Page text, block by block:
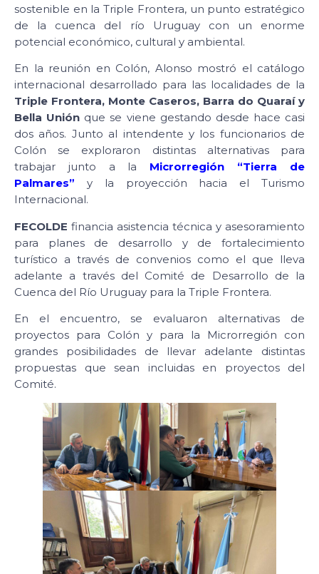
sostenible en la Triple Frontera, un punto estratégico
de la cuenca del río Uruguay con un enorme
potencial económico, cultural y ambiental.
En la reunión en Colón, Alonso mostró el catálogo
internacional desarrollado para las localidades de la
Triple Frontera, Monte Caseros, Barra do Quaraí y
Bella Unión que se viene gestando desde hace casi
dos años. Junto al intendente y los funcionarios de
Colón se exploraron distintas alternativas para
trabajar junto a la Microrregión “Tierra de
Palmares” y la proyección hacia el Turismo
Internacional.
FECOLDE financia asistencia técnica y asesoramiento
para planes de desarrollo y de fortalecimiento
turístico a través de convenios como el que lleva
adelante a través del Comité de Desarrollo de la
Cuenca del Río Uruguay para la Triple Frontera.
En el encuentro, se evaluaron alternativas de
proyectos para Colón y para la Microrregión con
grandes posibilidades de llevar adelante distintas
propuestas que sean incluidas en proyectos del
Comité.